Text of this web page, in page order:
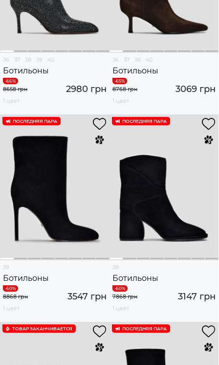
36 37 38 39 40
Ботильоны
2980 грн
8658 грн
1 цвет
36 37 38 40
Ботильоны
3069 грн
8768 грн
1 цвет
ПОСЛЕДНЯЯ ПАРА
39
Ботильоны
3547 грн
8868 грн
1 цвет
ПОСЛЕДНЯЯ ПАРА
38
Ботильоны
3147 грн
7868 грн
1 цвет
ТОВАР ЗАКАНЧИВАЕТСЯ ПОСЛЕДНЯЯ ПАРА